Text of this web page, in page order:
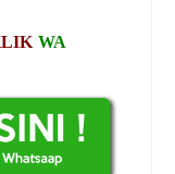
WA